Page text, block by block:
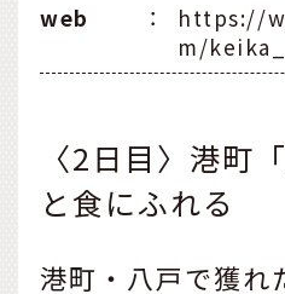
web
：
https://
m/
〈2日目〉港町
と食にふれる
港町・八戸で獲れ